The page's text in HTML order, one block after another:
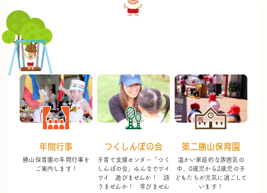
年間行事
勝山保育園の年間行事を
ご案内します！
つくしんぼの会
子育て支援センター「つく
しんぼの会」 みんなでワイ
ワイ 遊びませんか！
語
りませんか！ 学びません
第二勝山保育園
温かい家庭的な雰囲気の
中、 0歳児から2歳児の子
どもたちが元気に過ごして
います！